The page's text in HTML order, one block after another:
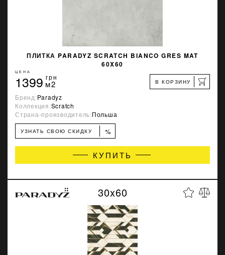
ПЛИТКА PARADYZ SCRATCH BIANCO GRES MAT
60X60
ЦЕНА
1399 грн
м2 В КОРЗИНУ
Бренд:Paradyz
Коллекция:Scratch
Страна-производитель:Польша
УЗНАТЬ СВОЮ СКИДКУ %
КУПИТЬ
30x60